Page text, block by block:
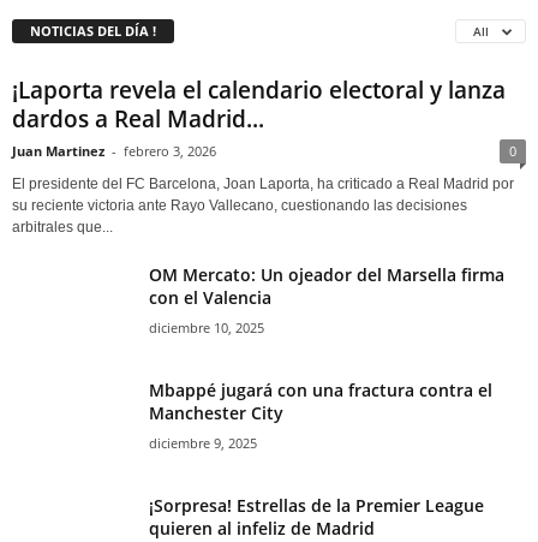
NOTICIAS DEL DÍA ! All
¡Laporta revela el calendario electoral y lanza
dardos a Real Madrid...
Juan Martinez - febrero 3, 2026 0
El presidente del FC Barcelona, Joan Laporta, ha criticado a Real Madrid por
su reciente victoria ante Rayo Vallecano, cuestionando las decisiones
arbitrales que...
OM Mercato: Un ojeador del Marsella firma
con el Valencia
diciembre 10, 2025
Mbappé jugará con una fractura contra el
Manchester City
diciembre 9, 2025
¡Sorpresa! Estrellas de la Premier League
quieren al infeliz de Madrid